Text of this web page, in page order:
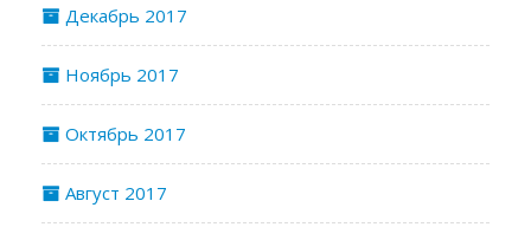
Декабрь 2017
Ноябрь 2017
Октябрь 2017
Август 2017